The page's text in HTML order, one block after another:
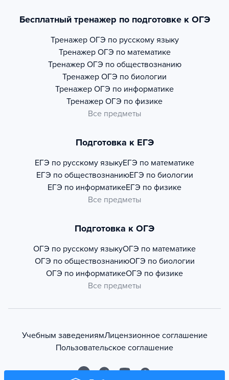
Бесплатный тренажер по подготовке к ОГЭ
Тренажер ОГЭ по русскому языку
Тренажер ОГЭ по математике
Тренажер ОГЭ по обществознанию
Тренажер ОГЭ по биологии
Тренажер ОГЭ по информатике
Тренажер ОГЭ по физике
Все предметы
Подготовка к ЕГЭ
ЕГЭ по русскому языкуЕГЭ по математике
ЕГЭ по обществознаниюЕГЭ по биологии
ЕГЭ по информатикеЕГЭ по физике
Все предметы
Подготовка к ОГЭ
ОГЭ по русскому языкуОГЭ по математике
ОГЭ по обществознаниюОГЭ по биологии
ОГЭ по информатикеОГЭ по физике
Все предметы
Учебным заведениямЛицензионное соглашение
Пользовательское соглашение